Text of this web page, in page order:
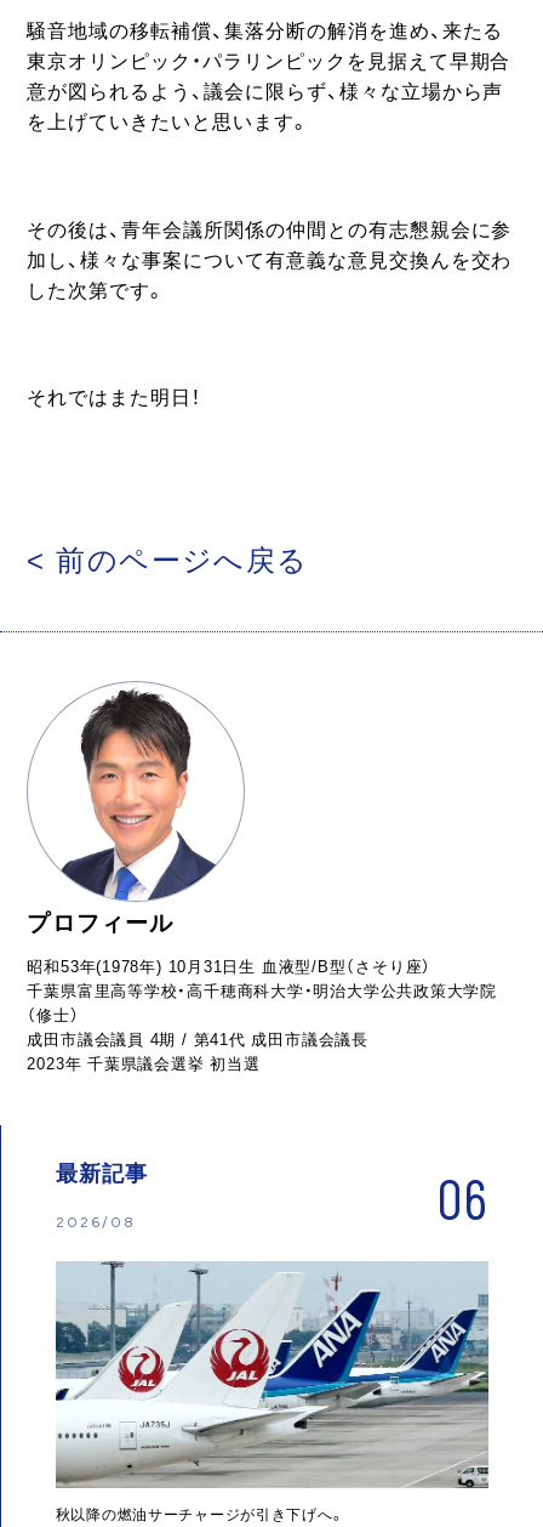
騒音地域の移転補償、集落分断の解消を進め、来たる
東京オリンピック・パラリンピックを見据えて早期合
意が図られるよう、議会に限らず、様々な立場から声
を上げていきたいと思います。
その後は、青年会議所関係の仲間との有志懇親会に参
加し、様々な事案について有意義な意見交換んを交わ
した次第です。
それではまた明日！
< 前のページへ戻る
プロフィール
昭和53年(1978年) 10月31日生 血液型/B型（さそり座）
千葉県富里高等学校・高千穂商科大学・明治大学公共政策大学院
（修士）
成田市議会議員 4期 / 第41代 成田市議会議長
2023年 千葉県議会選挙 初当選
最新記事
2026/08 06
秋以降の燃油サーチャージが引き下げへ。